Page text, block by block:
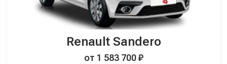
Renault Sandero
от 1 583 700 ₽